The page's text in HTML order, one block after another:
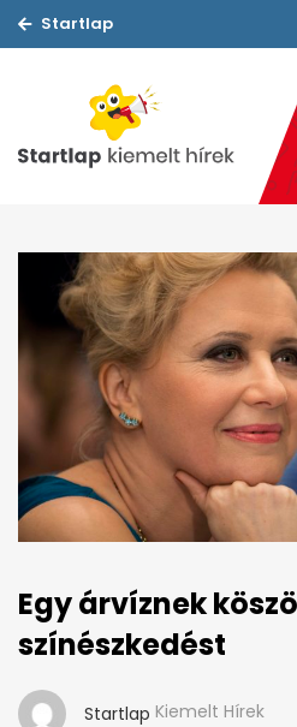
Startlap
Egy árvíznek
színészkedést
Startlap Kiemelt Hírek